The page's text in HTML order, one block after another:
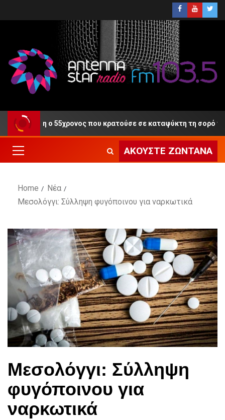
Δίκη ο 55χρονος που κρατούσε σε καταψύκτη τη σορό του
ΑΚΟΎΣΤΕ ΖΩΝΤΑΝΆ
Home
Νέα
Μεσολόγγι: Σύλληψη φυγόποινου για ναρκωτικά
Μεσολόγγι: Σύλληψη
φυγόποινου για
ναρκωτικά